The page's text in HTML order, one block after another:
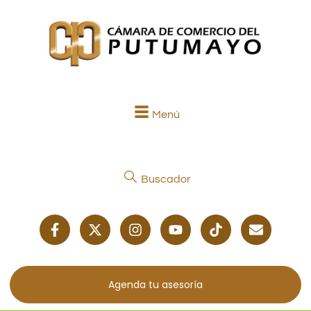
Menú
Buscador
Agenda tu asesoría